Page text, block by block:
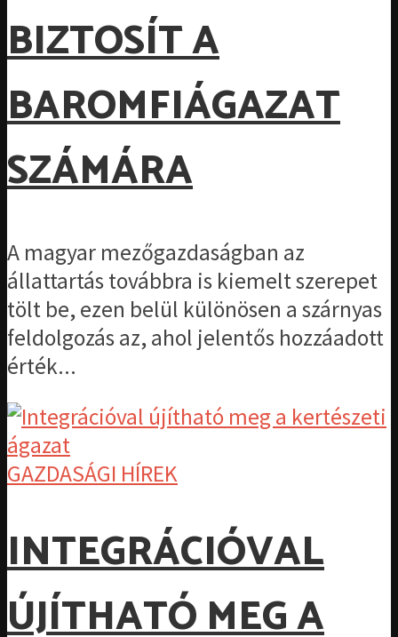
BIZTOSÍT A
BAROMFIÁGAZAT
SZÁMÁRA
A magyar mezőgazdaságban az
állattartás továbbra is kiemelt szerepet
tölt be, ezen belül különösen a szárnyas
feldolgozás az, ahol jelentős hozzáadott
érték...
GAZDASÁGI HÍREK
INTEGRÁCIÓVAL
ÚJÍTHATÓ MEG A